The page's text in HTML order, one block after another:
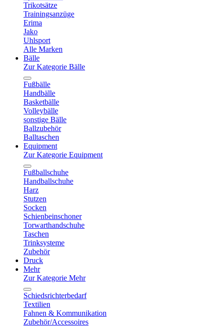
Trikotsätze
Trainingsanzüge
Erima
Jako
Uhlsport
Alle Marken
Bälle
Zur Kategorie Bälle
Fußbälle
Handbälle
Basketbälle
Volleybälle
sonstige Bälle
Ballzubehör
Balltaschen
Equipment
Zur Kategorie Equipment
Fußballschuhe
Handballschuhe
Harz
Stutzen
Socken
Schienbeinschoner
Torwarthandschuhe
Taschen
Trinksysteme
Zubehör
Druck
Mehr
Zur Kategorie Mehr
Schiedsrichterbedarf
Textilien
Fahnen & Kommunikation
Zubehör/Accessoires